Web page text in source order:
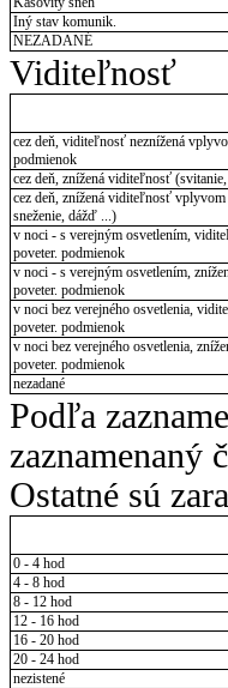
Iný stav komunik.
NEZADANÉ
Viditeľnosť
cez deň, viditeľnosť neznížená
podmienok
cez deň, znížená viditeľnosť
cez deň, znížená viditeľnosť vplyvom
sneženie, dážď ...)
v noci - s verejným osvetlením,
poveter. podmienok
v noci - s verejným osvetlením,
poveter. podmienok
v noci bez verejného osvetlenia,
poveter. podmienok
v noci bez verejného osvetlenia,
poveter. podmienok
nezadané
Podľa
zaznamenaný
Ostatné sú
0 - 4 hod
4 - 8 hod
8 - 12 hod
12 - 16 hod
16 - 20 hod
20 - 24 hod
nezistené